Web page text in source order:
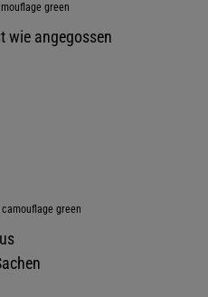
green
wie angegossen
camouflage green